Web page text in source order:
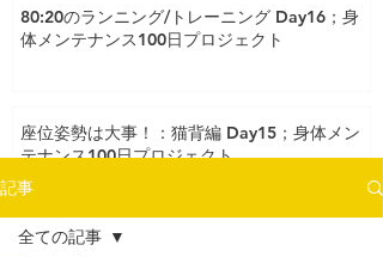
80:20のランニング/トレーニング Day16；身
体メンテナンス100日プロジェクト
座位姿勢は大事！：猫背編 Day15；身体メン
テナンス100日プロジェクト
記事
全ての記事